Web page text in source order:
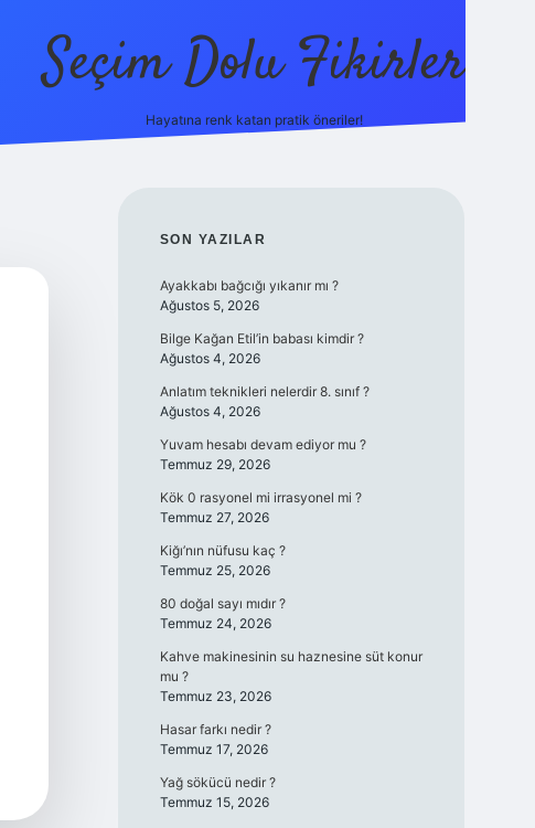
Seçim Dolu Fikirler
Hayatına renk katan pratik öneriler!
SIDEBAR
SON YAZILAR
Ayakkabı bağcığı yıkanır mı ?
Ağustos 5, 2026
Bilge Kağan Etil’in babası kimdir ?
Ağustos 4, 2026
Anlatım teknikleri nelerdir 8. sınıf ?
Ağustos 4, 2026
Yuvam hesabı devam ediyor mu ?
Temmuz 29, 2026
Kök 0 rasyonel mi irrasyonel mi ?
Temmuz 27, 2026
Kiğı’nın nüfusu kaç ?
Temmuz 25, 2026
80 doğal sayı mıdır ?
Temmuz 24, 2026
Kahve makinesinin su haznesine süt konur
mu ?
Temmuz 23, 2026
Hasar farkı nedir ?
Temmuz 17, 2026
Yağ sökücü nedir ?
Temmuz 15, 2026